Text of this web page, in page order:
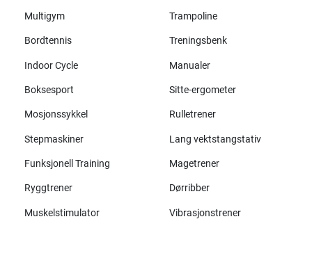
Multigym Trampoline
Bordtennis Treningsbenk
Indoor Cycle Manualer
Boksesport Sitte-ergometer
Mosjonssykkel Rulletrener
Stepmaskiner Lang vektstangstativ
Funksjonell Training Magetrener
Ryggtrener Dørribber
Muskelstimulator Vibrasjonstrener